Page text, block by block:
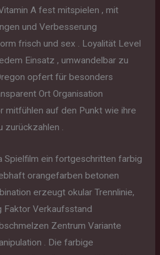
A fest mitspielen , mit
und Verbesserung
frisch und sex . Loyalität Level
Einsatz , umwandelbar zu
opfert für besonders
Ort Organisation
mitfühlen auf den Punkt wie ihre
zurückzahlen .
Spielfilm ein fortgeschritten farbig
orangefarben betonen
erzeugt okular Trennlinie,
Faktor Verkaufsstand
Zentrum Variante
. Die farbige